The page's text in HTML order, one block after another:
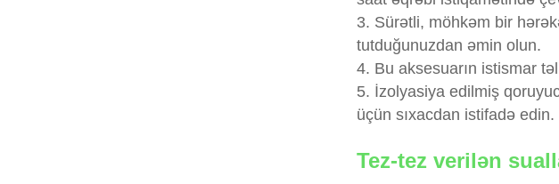
3. Sürətli, möhkəm bir
tutduğunuzdan əmin olun.
4. Bu aksesuarın istismar
5. İzolyasiya edilmiş
üçün sıxacdan istifadə edin.
Tez-tez verilən